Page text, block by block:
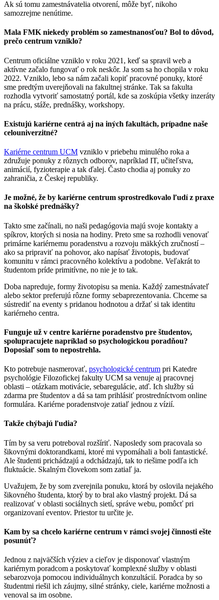
Ak sú tomu zamestnávatelia otvorení, môže byť, nikoho
samozrejme nenútime.
Mala FMK niekedy problém so zamestnanosťou? Bol to dôvod,
prečo centrum vzniklo?
Centrum oficiálne vzniklo v roku 2021, keď sa spravil web a
aktívne začalo fungovať o rok neskôr. Ja som sa ho chopila v roku
2022. Vzniklo, lebo sa nám začali kopiť pracovné ponuky, ktoré
sme predtým uverejňovali na fakultnej stránke. Tak sa fakulta
rozhodla vytvoriť samostatný portál, kde sa zoskúpia všetky inzeráty
na prácu, stáže, prednášky, workshopy.
Existujú kariérne centrá aj na iných fakultách, prípadne naše
celouniverzitné?
Kariérne centrum UCM vzniklo v priebehu minulého roka a
združuje ponuky z rôznych odborov, napríklad IT, učiteľstva,
animácií, fyzioterapie a tak ďalej. Často chodia aj ponuky zo
zahraničia, z Českej republiky.
Je možné, že by kariérne centrum sprostredkovalo ľudí z praxe
na školské prednášky?
Takto sme začínali, no naši pedagógovia majú svoje kontakty a
spíkrov, ktorých si nosia na hodiny. Preto sme sa rozhodli venovať
primárne kariérnemu poradenstvu a rozvoju mäkkých zručností –
ako sa pripraviť na pohovor, ako napísať životopis, budovať
komunitu v rámci pracovného kolektívu a podobne. Veľakrát to
študentom príde primitívne, no nie je to tak.
Doba napreduje, formy životopisu sa menia. Každý zamestnávateľ
alebo sektor preferujú rôzne formy sebaprezentovania. Chceme sa
sústrediť na eventy s pridanou hodnotou a držať si tak identitu
kariérneho centra.
Funguje už v centre kariérne poradenstvo pre študentov,
spolupracujete napríklad so psychologickou poradňou?
Doposiaľ som to nepostrehla.
Kto potrebuje nasmerovať, psychologické centrum pri Katedre
psychológie Filozofickej fakulty UCM sa venuje aj pracovnej
oblasti – otázkam motivácie, sebaregulácie, atď. Ich služby sú
zdarma pre študentov a dá sa tam prihlásiť prostredníctvom online
formulára. Kariérne poradenstvoje zatiaľ jednou z vízií.
Takže chýbajú ľudia?
Tím by sa veru potreboval rozšíriť. Naposledy som pracovala so
šikovnými doktorandkami, ktoré mi vypomáhali a boli fantastické.
Ale študenti prichádzajú a odchádzajú, tak to riešime podľa ich
fluktuácie. Skalným človekom som zatiaľ ja.
Uvažujem, že by som zverejnila ponuku, ktorá by oslovila nejakého
šikovného študenta, ktorý by to bral ako vlastný projekt. Dá sa
realizovať v oblasti sociálnych sietí, správe webu, pomôcť pri
organizovaní eventov. Priestor tu určite je.
Kam by sa chcelo kariérne centrum v rámci svojej činnosti ešte
posunúť?
Jednou z najväčších výziev a cieľov je disponovať vlastným
kariérnym poradcom a poskytovať komplexné služby v oblasti
sebarozvoja pomocou individuálnych konzultácií. Poradca by so
študentmi riešil ich záujmy, silné stránky, ciele, kariérne možnosti a
venoval sa im osobne.